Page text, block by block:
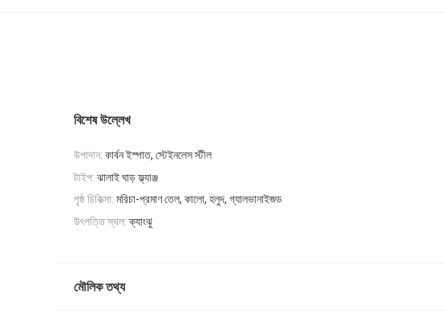
বিশেষ উল্লেখ
উপাদান: কার্বন ইস্পাত, স্টেইনলেস স্টীল
টাইপ: ঝালাই ঘাড় ফ্ল্যাঞ্জ
পৃষ্ঠ চিকিত্সা: মরিচা-প্রমাণ তেল, কালো, হলুদ, গ্যালভানাইজড
উৎপত্তি স্থল: ক্যাংঝু
মৌলিক তথ্য